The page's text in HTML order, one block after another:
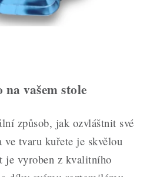
Obchodní podmínky
Moje objednávka
údajů
vašem stole
způsob, jak ozvláštnit své
ve tvaru kuřete je skvělou
je vyroben z kvalitního